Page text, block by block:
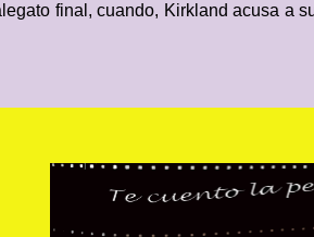
final, cuando, Kirkland acusa